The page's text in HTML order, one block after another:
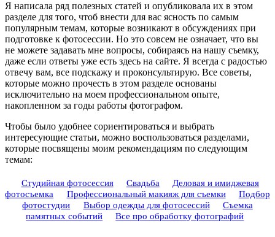
Я написала ряд полезных статей и опубликовала их в этом
разделе для того, чтоб внести для вас ясность по самым
популярным темам, которые возникают в обсуждениях при
подготовке к фотосессии. Но это совсем не означает, что вы
не можете задавать мне вопросы, собираясь на нашу съемку,
даже если ответы уже есть здесь на сайте. Я всегда с радостью
отвечу вам, все подскажу и проконсультирую. Все советы,
которые можно прочесть в этом разделе основаны
исключительно на моем профессиональном опыте,
накопленном за годы работы фотографом.
Чтобы было удобнее сориентироваться и выбрать
интересующие статьи, можно воспользоваться разделами,
которые посвящены моим рекомендациям по следующим
темам:
Студийная фотосессия Свадьба
Деловая и имиджевая
фотосъемка
Профессиональный макияж для съемки
Подбор
фотостудии
Выбор одежды для фотосессий
Съемка
памятных событий
Все про обработку фотографий